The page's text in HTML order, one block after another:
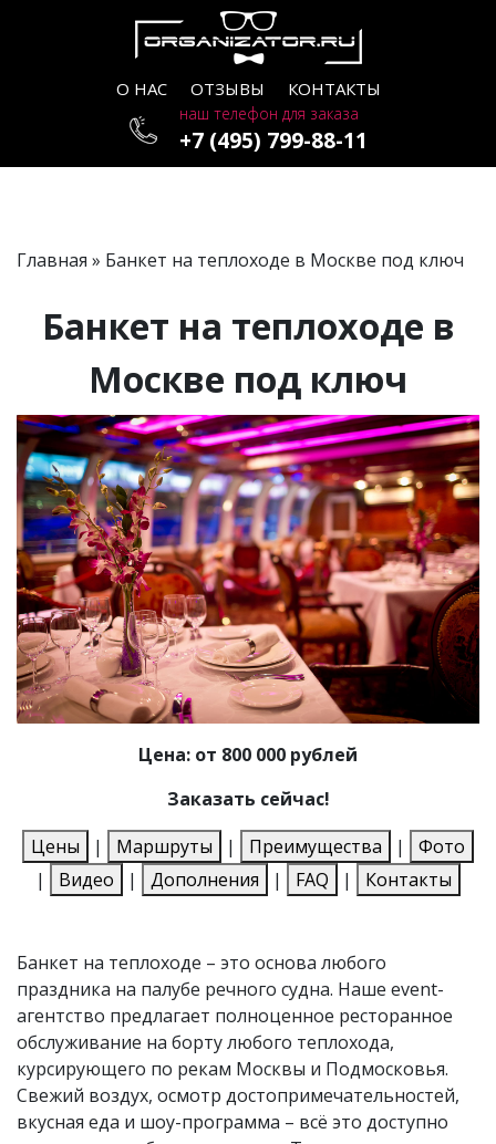
О НАС ОТЗЫВЫ КОНТАКТЫ
наш телефон для заказа
+7 (495) 799-88-11
Главная » Банкет на теплоходе в Москве под ключ
Банкет на теплоходе в
Москве под ключ
Цена: от 800 000 рублей
Заказать сейчас!
Цены
| Маршруты | Преимущества |
Фото
|
Видео | Дополнения | FAQ | Контакты
Банкет на теплоходе – это основа любого
праздника на палубе речного судна. Наше event-
агентство предлагает полноценное ресторанное
обслуживание на борту любого теплохода,
курсирующего по рекам Москвы и Подмосковья.
Свежий воздух, осмотр достопримечательностей,
вкусная еда и шоу-программа – всё это доступно